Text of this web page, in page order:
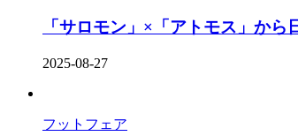
「サロモン」×「アトモス」か
2025-08-27
フットフェア